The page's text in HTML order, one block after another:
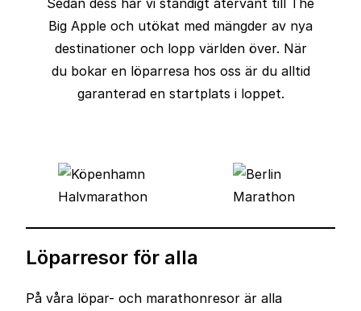
Sedan dess har vi ständigt återvänt till The
Big Apple och utökat med mängder av nya
destinationer och lopp världen över. När
du bokar en löparresa hos oss är du alltid
garanterad en startplats i loppet.
Löparresor för alla
På våra löpar- och marathonresor är alla